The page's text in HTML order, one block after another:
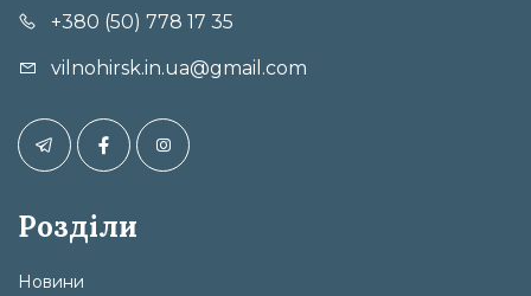
+380 (50) 778 17 35
vilnohirsk.in.ua@gmail.com
Розділи
Новини